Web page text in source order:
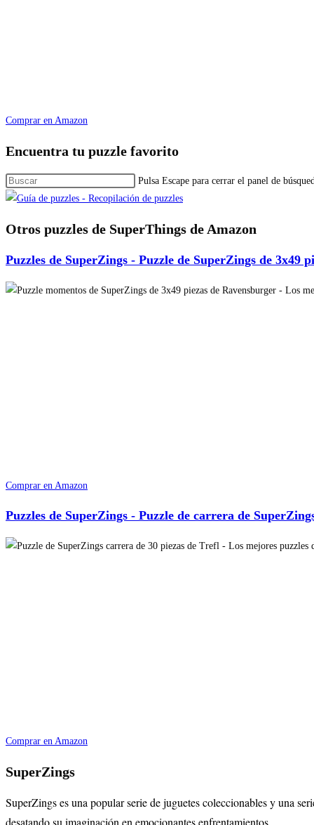
Comprar en Amazon
Encuentra tu puzzle favorito
Pulsa Escape para cerrar el panel de
Otros puzzles de SuperThings de Amazon
Puzzles de SuperZings - Puzzle de SuperZings de 3x49
Comprar en Amazon
Puzzles de SuperZings - Puzzle de carrera de
Comprar en Amazon
SuperZings
SuperZings es una popular serie de juguetes coleccionables y una
desatando su imaginación en emocionantes enfrentamientos.